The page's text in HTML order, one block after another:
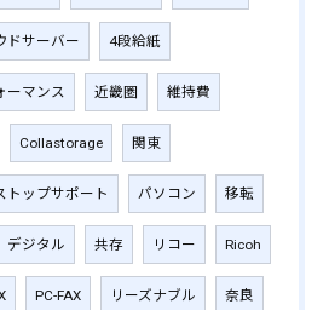
ドサーバー 4段給紙
ーマンス 近畿圏 維持費
Collastorage 関東
トップサポート パソコン 移転
デジタル 共存 リコー Ricoh
PC-FAX リーズナブル 奈良